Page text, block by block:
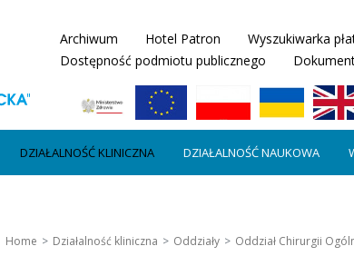
Archiwum Hotel Patron Wyszukiwarka
Dostępność podmiotu publicznego
DZIAŁALNOŚĆ KLINICZNA DZIAŁALNOŚĆ NAUKOWA
Home Działalność kliniczna Oddziały Oddział Chirurgii